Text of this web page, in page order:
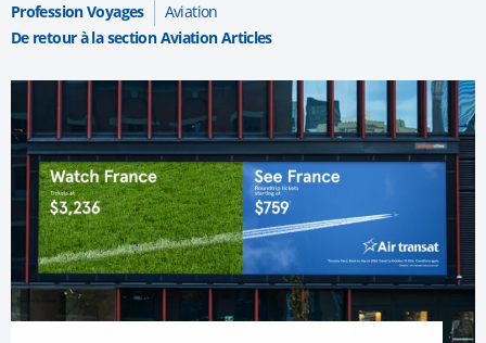
Profession Voyages
Aviation
De retour à la section Aviation Articles